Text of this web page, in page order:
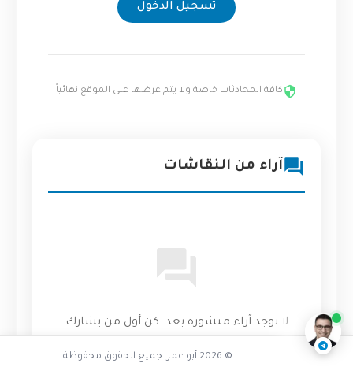
تسجيل الدخول
كافة المحادثات خاصة ولا يتم عرضها على الموقع نهائياً
آراء من النقاشات
لا توجد آراء منشورة بعد. كن أول من يشارك
© 2026 أبو عمر. جميع الحقوق محفوظة.